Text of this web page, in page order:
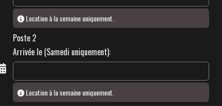
Location à la semaine uniquement.
Poste 2
Arrivée le (Samedi uniquement):
Location à la semaine uniquement.